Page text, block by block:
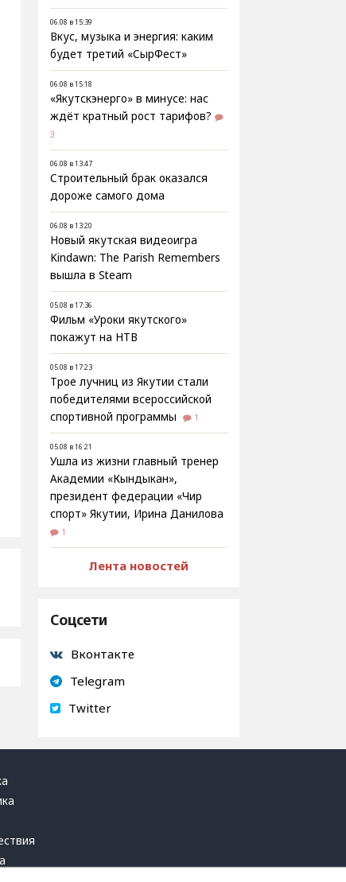
06.08 в 15:39
Вкус, музыка и энергия: каким
будет третий «СырФест»
06.08 в 15:18
«Якутскэнерго» в минусе: нас
ждёт кратный рост тарифов?
3
06.08 в 13:47
Строительный брак оказался
дороже самого дома
06.08 в 13:20
Новый якутская видеоигра
Kindawn: The Parish Remembers
вышла в Steam
05.08 в 17:36
Фильм «Уроки якутского»
покажут на НТВ
05.08 в 17:23
Трое лучниц из Якутии стали
победителями всероссийской
спортивной программы
1
05.08 в 16:21
Ушла из жизни главный тренер
Академии «Кындыкан»,
президент федерации «Чир
спорт» Якутии, Ирина Данилова
1
Лента новостей
Соцсети
Вконтакте
Telegram
Twitter